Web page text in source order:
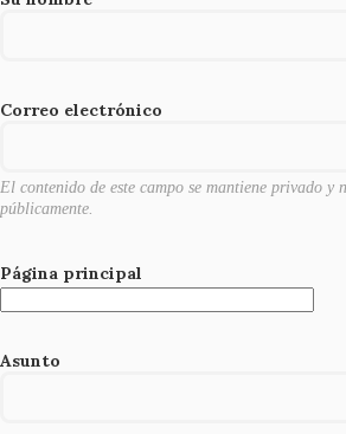
o
Correo electrónico
El contenido de este campo se mantiene privado y
públicamente.
Página principal
Asunto